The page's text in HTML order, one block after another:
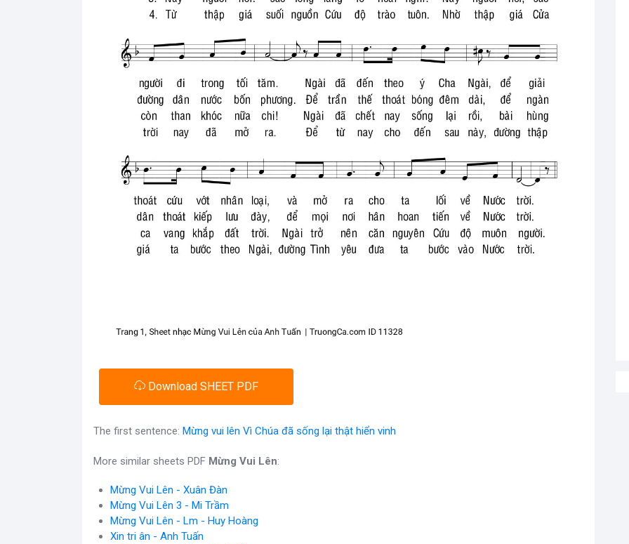
Download SHEET PDF
The first sentence: Mừng vui lên Vì Chúa đã sống lại thật hiển vinh
More similar sheets PDF Mừng Vui Lên:
Mừng Vui Lên - Xuân Đàn
Mừng Vui Lên 3 - Mi Trầm
Mừng Vui Lên - Lm - Huy Hoàng
Xin tri ân - Anh Tuấn